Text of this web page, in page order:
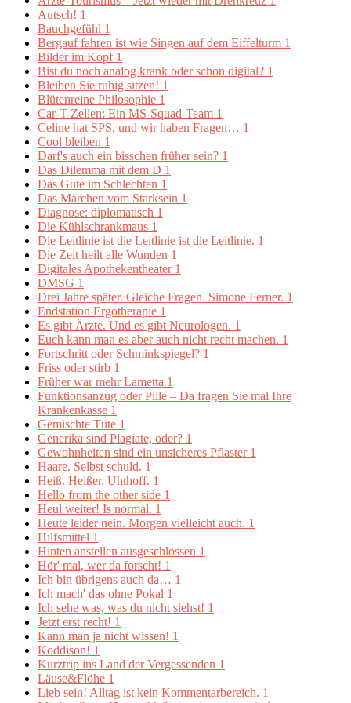
Autsch! 1
Bauchgefühl 1
Bergauf fahren ist wie Singen auf dem Eiffelturm 1
Bilder im Kopf 1
Bist du noch analog krank oder schon digital? 1
Bleiben Sie ruhig sitzen! 1
Blütenreine Philosophie 1
Car-T-Zellen: Ein MS-Squad-Team 1
Celine hat SPS, und wir haben Fragen… 1
Cool bleiben 1
Darf's auch ein bisschen früher sein? 1
Das Dilemma mit dem D 1
Das Gute im Schlechten 1
Das Märchen vom Starksein 1
Diagnose: diplomatisch 1
Die Kühlschrankmaus 1
Die Leitlinie ist die Leitlinie ist die Leitlinie. 1
Die Zeit heilt alle Wunden 1
Digitales Apothekentheater 1
DMSG 1
Drei Jahre später. Gleiche Fragen. Simone Ferner. 1
Endstation Ergotherapie 1
Es gibt Ärzte. Und es gibt Neurologen. 1
Euch kann man es aber auch nicht recht machen. 1
Fortschritt oder Schminkspiegel? 1
Friss oder stirb 1
Früher war mehr Lametta 1
Funktionsanzug oder Pille – Da fragen Sie mal Ihre
Krankenkasse 1
Gemischte Tüte 1
Generika sind Plagiate, oder? 1
Gewohnheiten sind ein unsicheres Pflaster 1
Haare. Selbst schuld. 1
Heiß. Heißer. Uhthoff. 1
Hello from the other side 1
Heul weiter! Is normal. 1
Heute leider nein. Morgen vielleicht auch. 1
Hilfsmittel 1
Hinten anstellen ausgeschlossen 1
Hör' mal, wer da forscht! 1
Ich bin übrigens auch da… 1
Ich mach' das ohne Pokal 1
Ich sehe was, was du nicht siehst! 1
Jetzt erst recht! 1
Kann man ja nicht wissen! 1
Koddison! 1
Kurztrip ins Land der Vergessenden 1
Läuse&Flöhe 1
Lieb sein! Alltag ist kein Kommentarbereich. 1